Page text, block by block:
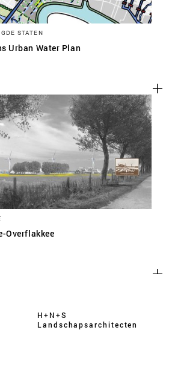
STATEN
Urban Water Plan
Overflakkee
H+N+S
Landschaps­architecten